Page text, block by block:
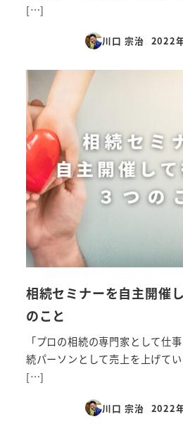
[…]
川口 宗治
投稿日
2022
相続セミナーを自主開催
のこと
「プロの相続の専門家として仕
続パーソンとして売上を上げて
[…]
川口 宗治
投稿日
2022